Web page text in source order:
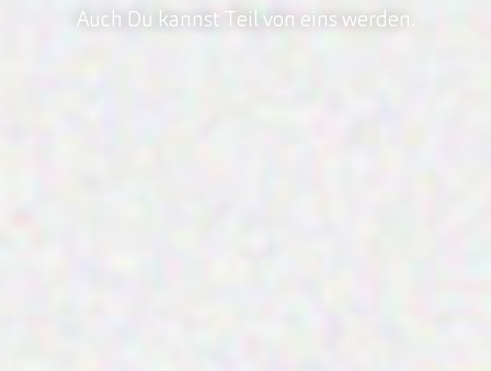
Auch Du kannst Teil von eins werden.